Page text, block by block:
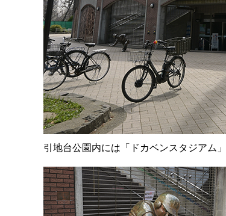
引地台公園内には「ドカベンスタジアム